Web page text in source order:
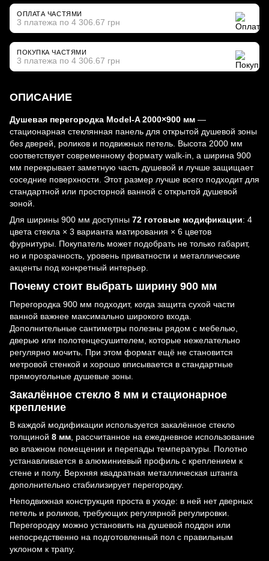
ОПЛАТА ЧАСТЯМИ
3 платежа по 4 306.67 грн
ПОКУПКА ЧАСТЯМИ
3 платежа по 4 306.67 грн
ОПИСАНИЕ
Душевая перегородка Model-A 2000×900 мм —
стационарная стеклянная панель для открытой душевой зоны
без дверей, роликов и подвижных петель. Высота 2000 мм
соответствует современному формату walk-in, а ширина 900
мм перекрывает заметную часть душевой и лучше защищает
соседние поверхности. Этот размер лучше всего подходит для
стандартной или просторной ванной с открытой душевой
зоной.
Для ширины 900 мм доступны 72 готовые модификации: 4
цвета стекла × 3 варианта матирования × 6 цветов
фурнитуры. Покупатель может подобрать не только габарит,
но и прозрачность, уровень приватности и металлические
акценты под конкретный интерьер.
Почему стоит выбрать ширину 900 мм
Перегородка 900 мм подходит, когда защита сухой части
ванной важнее максимально широкого входа.
Дополнительные сантиметры полезны рядом с мебелью,
дверью или полотенцесушителем, которые нежелательно
регулярно мочить. При этом формат ещё не становится
метровой стенкой и хорошо вписывается в стандартные
прямоугольные душевые зоны.
Закалённое стекло 8 мм и стационарное
крепление
В каждой модификации используется закалённое стекло
толщиной 8 мм, рассчитанное на ежедневное использование
во влажном помещении и перепады температуры. Полотно
устанавливается в алюминиевый профиль с креплением к
стене и полу. Верхняя квадратная металлическая штанга
дополнительно стабилизирует перегородку.
Неподвижная конструкция проста в уходе: в ней нет дверных
петель и роликов, требующих регулярной регулировки.
Перегородку можно установить на душевой поддон или
непосредственно на подготовленный пол с правильным
уклоном к трапу.